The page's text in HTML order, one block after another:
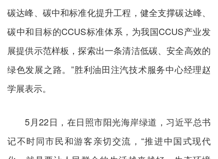
碳达峰、碳中和标准化提升工程，健全支撑碳达峰、
碳中和目标的CCUS标准体系，为我国CCUS产业发
展提供示范样板，探索出一条清洁低碳、安全高效的
绿色发展之路。”胜利油田注汽技术服务中心经理赵
学展表示。
5月22日，在日照市阳光海岸绿道，习近平总书
记不时同市民和游客亲切交流，“推进中国式现代